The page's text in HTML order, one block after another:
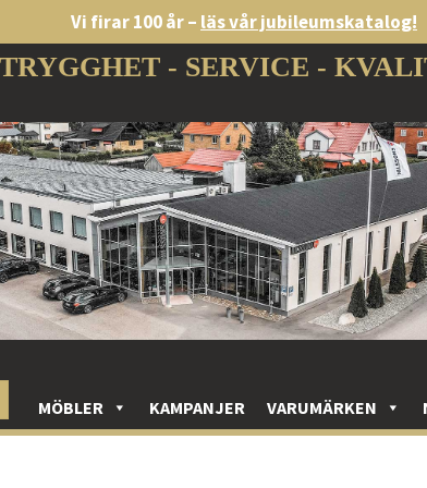
Vi firar 100 år – läs vår jubileumskatalog!
TRYGGHET - SERVICE -
MÖBLER KAMPANJER VARUMÄRKEN